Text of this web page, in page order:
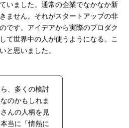
いました。通常の企業でなかなか新
ません。それがスタートアップの非
です。アイデアから実際のプロダク
て世界中の人が使うようになる。こ
と思いました。
、多くの検討
のかもしれま
んの人柄を見
当に「情熱に